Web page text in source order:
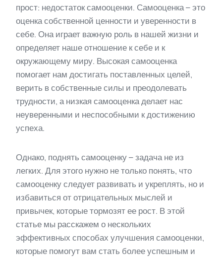
прост: недостаток самооценки. Самооценка – это
оценка собственной ценности и уверенности в
себе. Она играет важную роль в нашей жизни и
определяет наше отношение к себе и к
окружающему миру. Высокая самооценка
помогает нам достигать поставленных целей,
верить в собственные силы и преодолевать
трудности, а низкая самооценка делает нас
неуверенными и неспособными к достижению
успеха.
Однако, поднять самооценку – задача не из
легких. Для этого нужно не только понять, что
самооценку следует развивать и укреплять, но и
избавиться от отрицательных мыслей и
привычек, которые тормозят ее рост. В этой
статье мы расскажем о нескольких
эффективных способах улучшения самооценки,
которые помогут вам стать более успешным и